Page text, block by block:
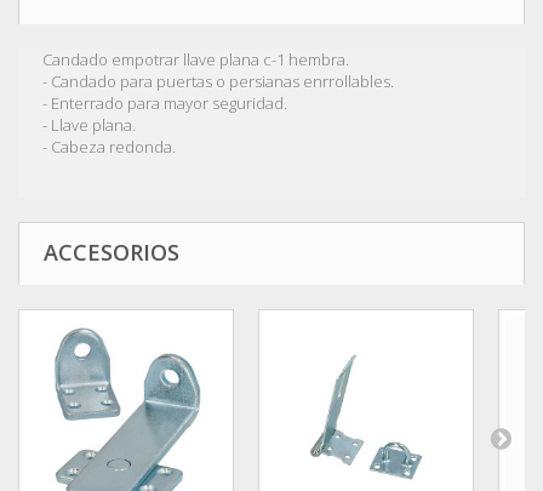
Candado empotrar llave plana c-1 hembra.
- Candado para puertas o persianas enrrollables.
- Enterrado para mayor seguridad.
- Llave plana.
- Cabeza redonda.
ACCESORIOS